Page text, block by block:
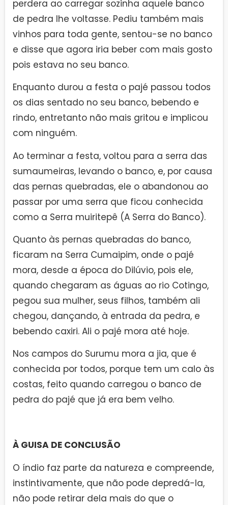
perdera ao carregar sozinha aquele banco
de pedra lhe voltasse. Pediu também mais
vinhos para toda gente, sentou-se no banco
e disse que agora iria beber com mais gosto
pois estava no seu banco.
Enquanto durou a festa o pajé passou todos
os dias sentado no seu banco, bebendo e
rindo, entretanto não mais gritou e implicou
com ninguém.
Ao terminar a festa, voltou para a serra das
sumaumeiras, levando o banco, e, por causa
das pernas quebradas, ele o abandonou ao
passar por uma serra que ficou conhecida
como a Serra muiritepê (A Serra do Banco).
Quanto às pernas quebradas do banco,
ficaram na Serra Cumaipim, onde o pajé
mora, desde a época do Dilúvio, pois ele,
quando chegaram as águas ao rio Cotingo,
pegou sua mulher, seus filhos, também ali
chegou, dançando, à entrada da pedra, e
bebendo caxiri. Ali o pajé mora até hoje.
Nos campos do Surumu mora a jia, que é
conhecida por todos, porque tem um calo às
costas, feito quando carregou o banco de
pedra do pajé que já era bem velho.
À GUISA DE CONCLUSÃO
O índio faz parte da natureza e compreende,
instintivamente, que não pode depredá-la,
não pode retirar dela mais do que o